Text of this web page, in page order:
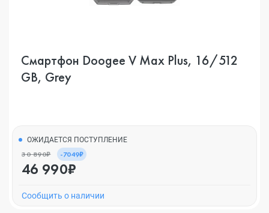
Смартфон Doogee V Max Plus, 16/512
GB, Grey
ОЖИДАЕТСЯ ПОСТУПЛЕНИЕ
30 890₽ -7049₽
46 990₽
Cообщить о наличии